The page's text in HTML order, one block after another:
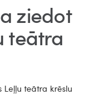
ziedot
teātra